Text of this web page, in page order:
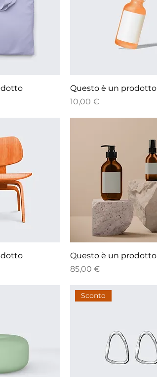
Questo è un prodotto
Prezzo
10,00 €
Questo è un prodotto
Prezzo
85,00 €
Sconto